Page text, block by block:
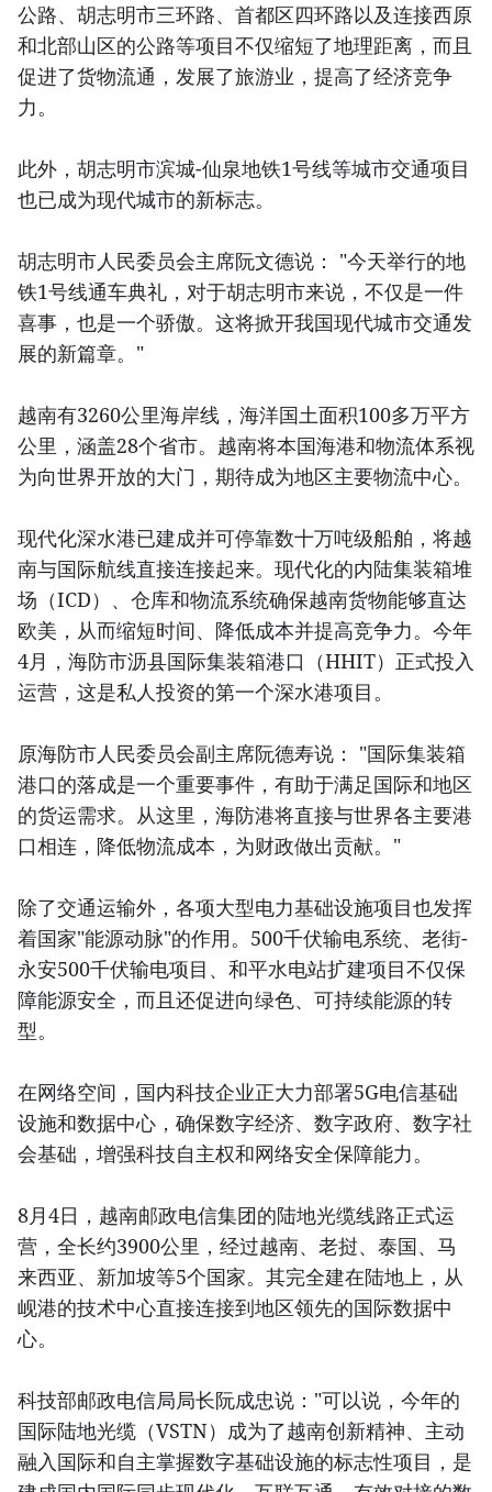
公路、胡志明市三环路、首都区四环路以及连接西原
和北部山区的公路等项目不仅缩短了地理距离，而且
促进了货物流通，发展了旅游业，提高了经济竞争
力。
此外，胡志明市滨城-仙泉地铁1号线等城市交通项目
也已成为现代城市的新标志。
胡志明市人民委员会主席阮文德说： "今天举行的地
铁1号线通车典礼，对于胡志明市来说，不仅是一件
喜事，也是一个骄傲。这将掀开我国现代城市交通发
展的新篇章。"
越南有3260公里海岸线，海洋国土面积100多万平方
公里，涵盖28个省市。越南将本国海港和物流体系视
为向世界开放的大门，期待成为地区主要物流中心。
现代化深水港已建成并可停靠数十万吨级船舶，将越
南与国际航线直接连接起来。现代化的内陆集装箱堆
场（ICD）、仓库和物流系统确保越南货物能够直达
欧美，从而缩短时间、降低成本并提高竞争力。今年
4月，海防市沥县国际集装箱港口（HHIT）正式投入
运营，这是私人投资的第一个深水港项目。
原海防市人民委员会副主席阮德寿说： "国际集装箱
港口的落成是一个重要事件，有助于满足国际和地区
的货运需求。从这里，海防港将直接与世界各主要港
口相连，降低物流成本，为财政做出贡献。"
除了交通运输外，各项大型电力基础设施项目也发挥
着国家"能源动脉"的作用。500千伏输电系统、老街-
永安500千伏输电项目、和平水电站扩建项目不仅保
障能源安全，而且还促进向绿色、可持续能源的转
型。
在网络空间，国内科技企业正大力部署5G电信基础
设施和数据中心，确保数字经济、数字政府、数字社
会基础，增强科技自主权和网络安全保障能力。
8月4日，越南邮政电信集团的陆地光缆线路正式运
营，全长约3900公里，经过越南、老挝、泰国、马
来西亚、新加坡等5个国家。其完全建在陆地上，从
岘港的技术中心直接连接到地区领先的国际数据中
心。
科技部邮政电信局局长阮成忠说："可以说，今年的
国际陆地光缆（VSTN）成为了越南创新精神、主动
融入国际和自主掌握数字基础设施的标志性项目，是